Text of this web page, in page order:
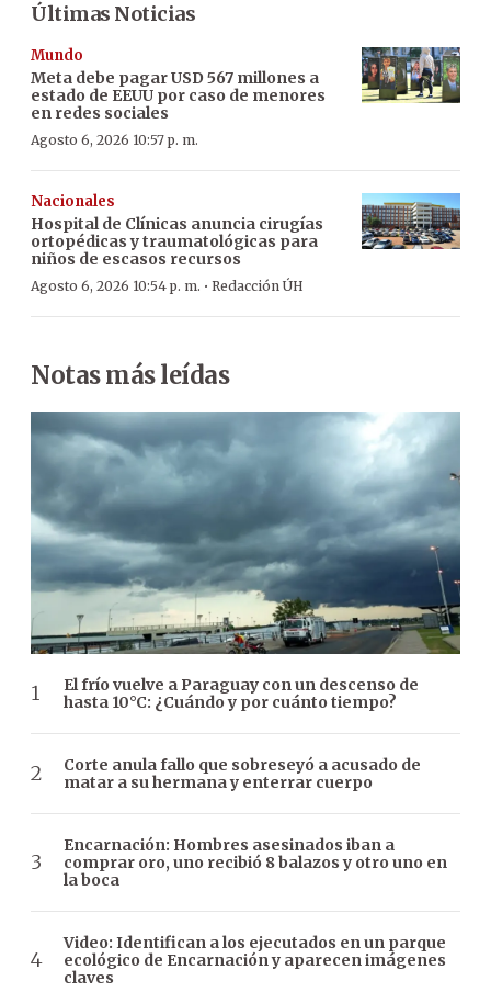
Últimas Noticias
Mundo
Meta debe pagar USD 567 millones a
estado de EEUU por caso de menores
en redes sociales
Agosto 6, 2026 10:57 p. m.
Nacionales
Hospital de Clínicas anuncia cirugías
ortopédicas y traumatológicas para
niños de escasos recursos
Agosto 6, 2026 10:54 p. m. · Redacción ÚH
Notas más leídas
El frío vuelve a Paraguay con un descenso de
hasta 10°C: ¿Cuándo y por cuánto tiempo?
Corte anula fallo que sobreseyó a acusado de
matar a su hermana y enterrar cuerpo
Encarnación: Hombres asesinados iban a
comprar oro, uno recibió 8 balazos y otro uno en
la boca
Video: Identifican a los ejecutados en un parque
ecológico de Encarnación y aparecen imágenes
claves